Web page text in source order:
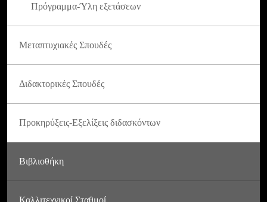
Πρόγραμμα-Ύλη εξετάσεων
Μεταπτυχιακές Σπουδές
Διδακτορικές Σπουδές
Προκηρύξεις-Εξελίξεις διδασκόντων
Βιβλιοθήκη
Καλλιτεχνικοί Σταθμοί